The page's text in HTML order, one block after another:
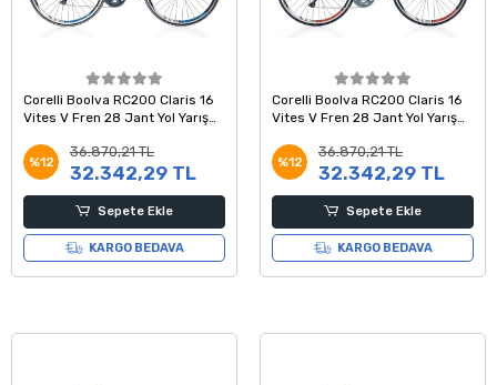
Corelli Boolva RC200 Claris 16
Vites V Fren 28 Jant Yol Yarış
Kadro
%12
36.870,21 TL
32.342,29 TL
Sepete Ekle
KARGO BEDAVA
Corelli Boolva RC200 Claris 16
Vites V Fren 28 Jant Yol Yarış
Kadro
%12
36.870,21 TL
32.342,29 TL
Sepete Ekle
KARGO BEDAVA